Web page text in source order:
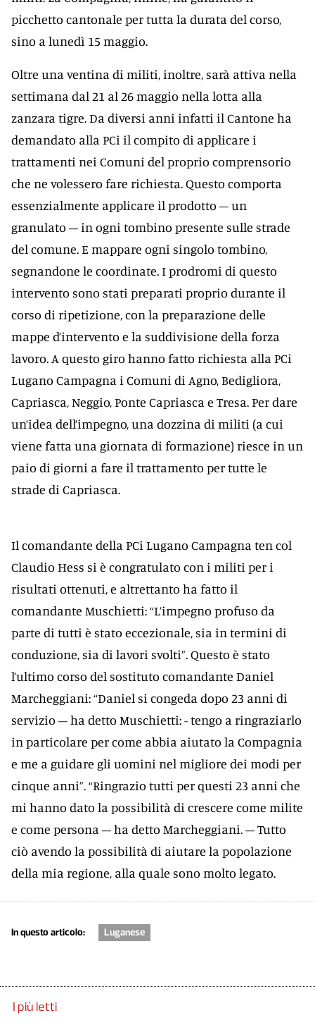
picchetto cantonale per tutta la durata del corso,
sino a lunedì 15 maggio.
Oltre una ventina di militi, inoltre, sarà attiva nella
settimana dal 21 al 26 maggio nella lotta alla
zanzara tigre. Da diversi anni infatti il Cantone ha
demandato alla PCi il compito di applicare i
trattamenti nei Comuni del proprio comprensorio
che ne volessero fare richiesta. Questo comporta
essenzialmente applicare il prodotto – un
granulato – in ogni tombino presente sulle strade
del comune. E mappare ogni singolo tombino,
segnandone le coordinate. I prodromi di questo
intervento sono stati preparati proprio durante il
corso di ripetizione, con la preparazione delle
mappe d’intervento e la suddivisione della forza
lavoro. A questo giro hanno fatto richiesta alla PCi
Lugano Campagna i Comuni di Agno, Bedigliora,
Capriasca, Neggio, Ponte Capriasca e Tresa. Per dare
un’idea dell’impegno, una dozzina di militi (a cui
viene fatta una giornata di formazione) riesce in un
paio di giorni a fare il trattamento per tutte le
strade di Capriasca.
Il comandante della PCi Lugano Campagna ten col
Claudio Hess si è congratulato con i militi per i
risultati ottenuti, e altrettanto ha fatto il
comandante Muschietti: “L’impegno profuso da
parte di tutti è stato eccezionale, sia in termini di
conduzione, sia di lavori svolti”. Questo è stato
l’ultimo corso del sostituto comandante Daniel
Marcheggiani: “Daniel si congeda dopo 23 anni di
servizio – ha detto Muschietti: - tengo a ringraziarlo
in particolare per come abbia aiutato la Compagnia
e me a guidare gli uomini nel migliore dei modi per
cinque anni”. “Ringrazio tutti per questi 23 anni che
mi hanno dato la possibilità di crescere come milite
e come persona – ha detto Marcheggiani. – Tutto
ciò avendo la possibilità di aiutare la popolazione
della mia regione, alla quale sono molto legato.
In questo articolo: Luganese
I più letti